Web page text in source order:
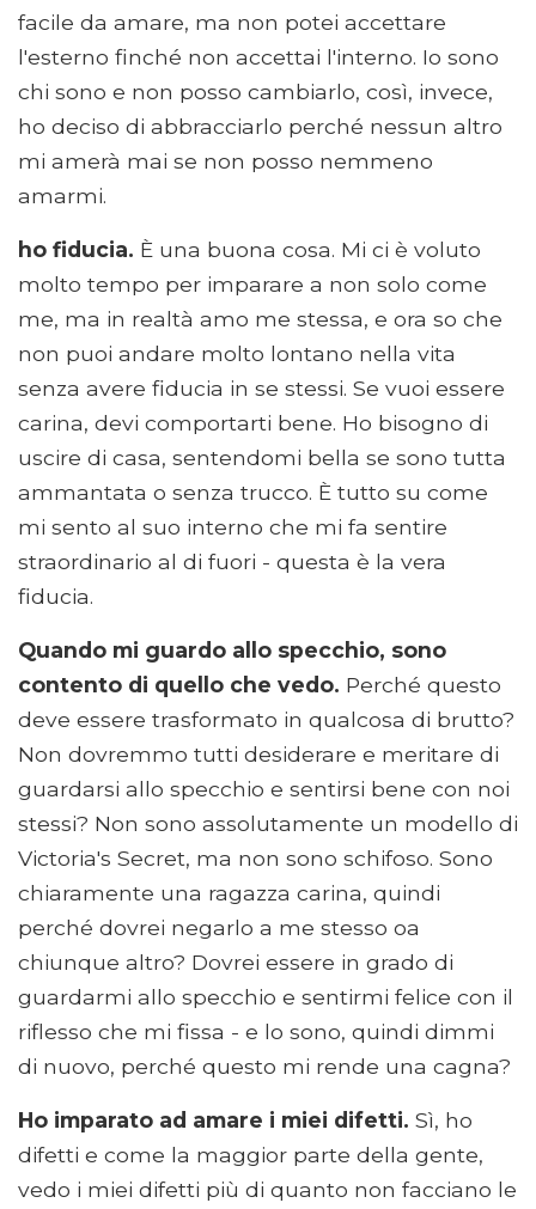
facile da amare, ma non potei accettare
l'esterno finché non accettai l'interno. Io sono
chi sono e non posso cambiarlo, così, invece,
ho deciso di abbracciarlo perché nessun altro
mi amerà mai se non posso nemmeno
amarmi.
ho fiducia. È una buona cosa. Mi ci è voluto
molto tempo per imparare a non solo come
me, ma in realtà amo me stessa, e ora so che
non puoi andare molto lontano nella vita
senza avere fiducia in se stessi. Se vuoi essere
carina, devi comportarti bene. Ho bisogno di
uscire di casa, sentendomi bella se sono tutta
ammantata o senza trucco. È tutto su come
mi sento al suo interno che mi fa sentire
straordinario al di fuori - questa è la vera
fiducia.
Quando mi guardo allo specchio, sono
contento di quello che vedo. Perché questo
deve essere trasformato in qualcosa di brutto?
Non dovremmo tutti desiderare e meritare di
guardarsi allo specchio e sentirsi bene con noi
stessi? Non sono assolutamente un modello di
Victoria's Secret, ma non sono schifoso. Sono
chiaramente una ragazza carina, quindi
perché dovrei negarlo a me stesso oa
chiunque altro? Dovrei essere in grado di
guardarmi allo specchio e sentirmi felice con il
riflesso che mi fissa - e lo sono, quindi dimmi
di nuovo, perché questo mi rende una cagna?
Ho imparato ad amare i miei difetti. Sì, ho
difetti e come la maggior parte della gente,
vedo i miei difetti più di quanto non facciano le